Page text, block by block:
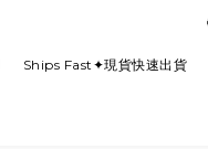
Ships Fast✦現貨快速出貨